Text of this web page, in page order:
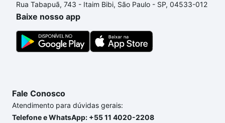
um apartamento
e conte com a gente para comprar
o imóvel dos seus sonhos com segurança e
conforto. Loft, com você até as chaves.
Rua Tabapuã, 743 - Itaim Bibi, São Paulo - SP, 04533-012
Baixe nosso app
Fale Conosco
Atendimento para dúvidas gerais:
Telefone e WhatsApp: +55 11 4020-2208